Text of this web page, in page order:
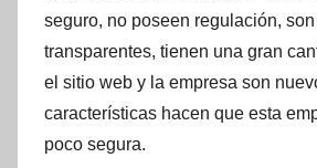
seguro, no poseen regulación,
transparentes, tienen una gran
el sitio web y la empresa son
características hacen que esta
poco segura.